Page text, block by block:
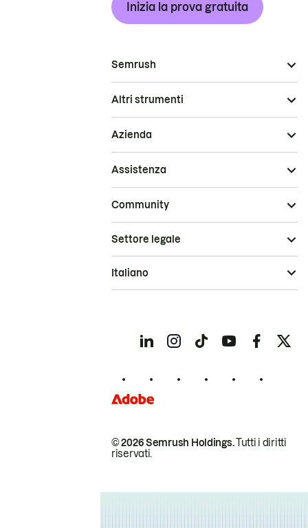
Inizia la prova gratuita
Semrush
Altri strumenti
Azienda
Assistenza
Community
© 2026 Semrush Holdings.Tutti i diritti
riservati.
Settore legale
Italiano